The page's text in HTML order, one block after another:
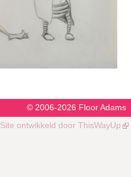
© 2006-2026 Floor Adams
Site ontwikkeld door ThisWayUp